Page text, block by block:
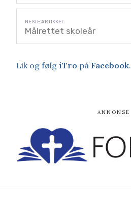
Målrettet skoleår
Lik og følg iTro på Facebook.